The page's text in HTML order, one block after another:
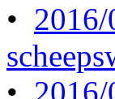
•
•